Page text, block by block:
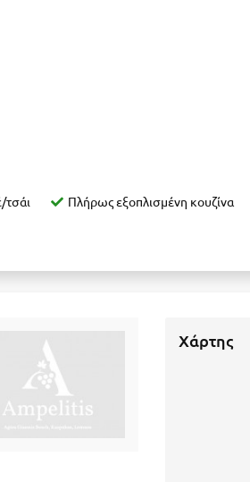
τσάι Πλήρως εξοπλισμένη κουζίνα
Χάρτης